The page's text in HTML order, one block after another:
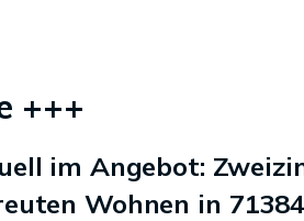
+++
im Angebot:
Wohnen in